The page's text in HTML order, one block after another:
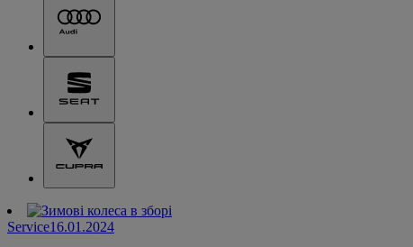
Service16.01.2024